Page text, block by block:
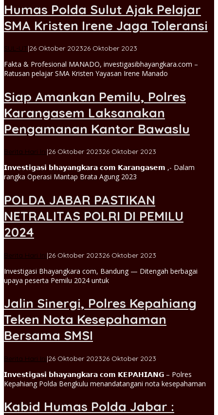
Humas Polda Sulut Ajak Pelajar
SMA Kristen Irene Jaga Toleransi
SUL-UT|26 Oktober 202326 Oktober 2023
admin
Fakta & Profesional MANADO, investigasibhayangkara.com –
Ratusan pelajar SMA Kristen Yayasan Irene Manado
Siap Amankan Pemilu, Polres
Karangasem Laksanakan
Pengamanan Kantor Bawaslu
Berita Hari Ini|26 Oktober 202326 Oktober 2023
𝗜𝗻𝘃𝗲𝘀𝘁𝗶𝗴𝗮𝘀𝗶 𝗯𝗵𝗮𝘆𝗮𝗻𝗴𝗸𝗮𝗿𝗮 𝗰𝗼𝗺 𝗞𝗮𝗿𝗮𝗻𝗴𝗮𝘀𝗲𝗺 ,- Dalam
rangka Operasi Mantap Brata Agung 2023
POLDA JABAR PASTIKAN
NETRALITAS POLRI DI PEMILU
2024
Berita Hari Ini|26 Oktober 202326 Oktober 2023
admin
Investigasi Bhayangkara com, Bandung — Ditengah berbagai
upaya peserta Pemilu 2024 untuk
Jalin Sinergi, Polres Kepahiang
Teken Nota Kesepahaman
Bersama SMSI
Berita Hari Ini|26 Oktober 202326 Oktober 2023
𝗜𝗻𝘃𝗲𝘀𝘁𝗶𝗴𝗮𝘀𝗶 𝗯𝗵𝗮𝘆𝗮𝗻𝗴𝗸𝗮𝗿𝗮 𝗰𝗼𝗺 𝗞𝗘𝗣𝗔𝗛𝗜𝗔𝗡𝗚 – Polres
Kepahiang Polda Bengkulu menandatangani nota kesepahaman
Kabid Humas Polda Jabar :